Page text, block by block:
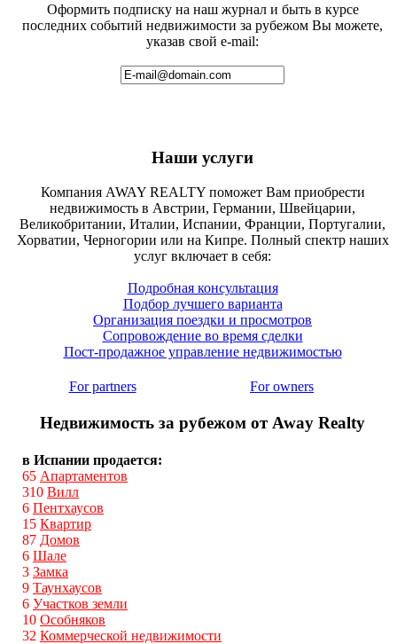
Оформить подписку на наш журнал и быть в курсе
последних событий недвижимости за рубежом Вы можете,
указав свой e-mail:
Наши услуги
Компания AWAY REALTY поможет Вам приобрести
недвижимость в Австрии, Германии, Швейцарии,
Великобритании, Италии, Испании, Франции, Португалии,
Хорватии, Черногории или на Кипре. Полный спектр наших
услуг включает в себя:
Подробная консультация
Подбор лучшего варианта
Организация поездки и просмотров
Сопровождение во время сделки
Пост-продажное управление недвижимостью
For partners For owners
Недвижимость за рубежом от Away Realty
в Испании продается:
65 Апартаментов
310 Вилл
6 Пентхаусов
15 Квартир
87 Домов
6 Шале
3 Замка
9 Таунхаусов
6 Участков земли
10 Особняков
32 Коммерческой недвижимости